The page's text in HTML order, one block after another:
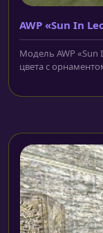
AWP «Sun In
Модель AWP «Sun
цвета с